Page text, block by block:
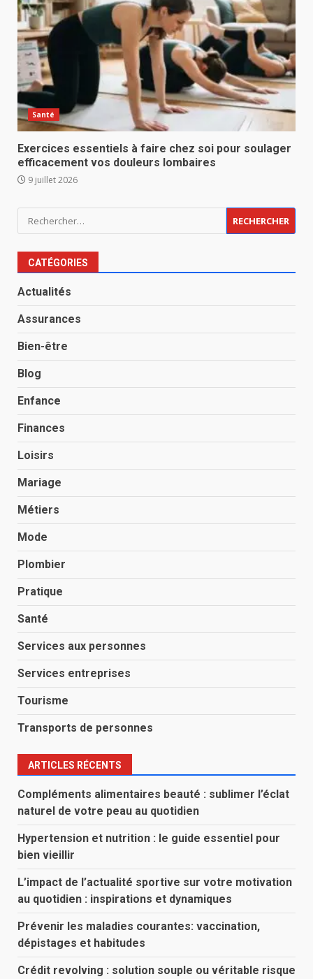
Santé
Exercices essentiels à faire chez soi pour soulager
efficacement vos douleurs lombaires
9 juillet 2026
Rechercher :
CATÉGORIES
Actualités
Assurances
Bien-être
Blog
Enfance
Finances
Loisirs
Mariage
Métiers
Mode
Plombier
Pratique
Santé
Services aux personnes
Services entreprises
Tourisme
Transports de personnes
ARTICLES RÉCENTS
Compléments alimentaires beauté : sublimer l’éclat
naturel de votre peau au quotidien
Hypertension et nutrition : le guide essentiel pour
bien vieillir
L’impact de l’actualité sportive sur votre motivation
au quotidien : inspirations et dynamiques
Prévenir les maladies courantes: vaccination,
dépistages et habitudes
Crédit revolving : solution souple ou véritable risque